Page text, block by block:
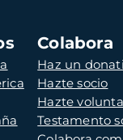
Colabora
Haz un
Hazte socio
Hazte
Testamento